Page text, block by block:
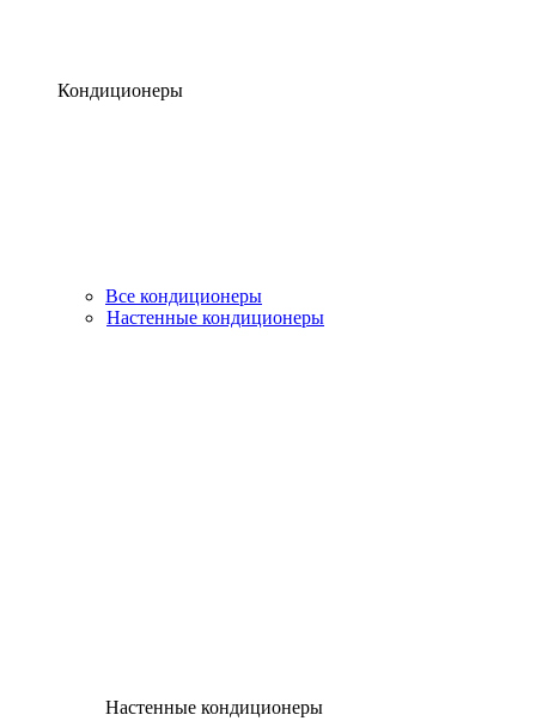
Кондиционеры
Все кондиционеры
Настенные кондиционеры
Настенные кондиционеры